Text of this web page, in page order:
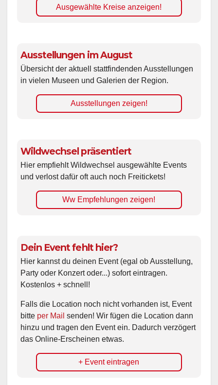
Ausgewählte Kreise anzeigen!
Ausstellungen im August
Übersicht der aktuell stattfindenden Ausstellungen
in vielen Museen und Galerien der Region.
Ausstellungen zeigen!
Wildwechsel präsentiert
Hier empfiehlt Wildwechsel ausgewählte Events
und verlost dafür oft auch noch Freitickets!
Ww Empfehlungen zeigen!
Dein Event fehlt hier?
Hier kannst du deinen Event (egal ob Ausstellung,
Party oder Konzert oder...) sofort eintragen.
Kostenlos + schnell!
Falls die Location noch nicht vorhanden ist, Event
bitte per Mail senden! Wir fügen die Location dann
hinzu und tragen den Event ein. Dadurch verzögert
das Online-Erscheinen etwas.
+ Event eintragen